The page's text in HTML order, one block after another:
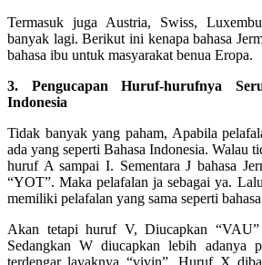
Termasuk juga Austria, Swiss,
banyak lagi. Berikut ini kenapa bahasa
bahasa ibu untuk masyarakat benua Eropa.
3. Pengucapan Huruf-hurufnya
Indonesia
Tidak banyak yang paham, Apabila
ada yang seperti Bahasa Indonesia. Walau
huruf A sampai I. Sementara J bahasa
“YOT”. Maka pelafalan ja sebagai ya.
memiliki pelafalan yang sama seperti
Akan tetapi huruf V, Diucapkan “VAU”
Sedangkan W diucapkan lebih adanya
terdengar layaknya “vivin”. Huruf X